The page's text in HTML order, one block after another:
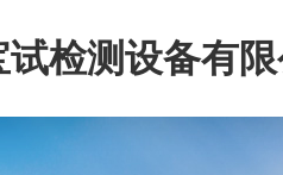
试检测设备有